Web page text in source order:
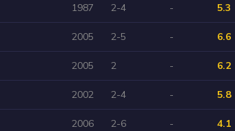
1987 2-4 - 5.3
2005 2-5 - 6.6
2005 2 - 6.2
2002 2-4 - 5.8
2006 2-6 - 4.1